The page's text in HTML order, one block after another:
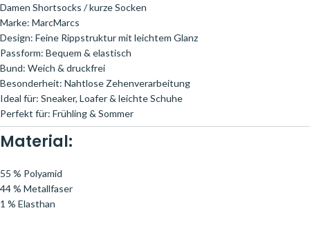
Damen Shortsocks / kurze Socken
Marke: MarcMarcs
Design: Feine Rippstruktur mit leichtem Glanz
Passform: Bequem & elastisch
Bund: Weich & druckfrei
Besonderheit: Nahtlose Zehenverarbeitung
Ideal für: Sneaker, Loafer & leichte Schuhe
Perfekt für: Frühling & Sommer
Material:
55 % Polyamid
44 % Metallfaser
1 % Elasthan